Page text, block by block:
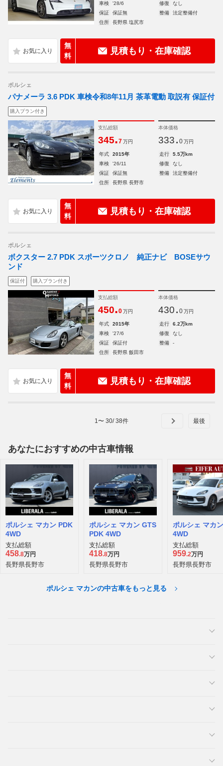
車検
'28/6 修復
なし
保証
保証無 整備
法定整備付
住所
長野県 塩尻市
無
料
見積もり・在庫確認
ポルシェ
パナメーラ 3.6 PDK 車検令和8年11月 茶革電動 取説有 保証付
購入プラン付き
支払総額
345.7 万円
本体価格
333. 0 万円
年式 2015年 走行
5.5万km
車検
'26/11 修復
なし
保証
保証無 整備
法定整備付
住所
長野県 長野市
無
料
見積もり・在庫確認
ポルシェ
ボクスター 2.7 PDK スポーツクロノ 純正ナビ BOSEサウ
ンド
保証付 購入プラン付き
支払総額
450.0 万円
本体価格
430. 0 万円
年式 2015年 走行
6.2万km
車検
'27/6 修復
なし
保証
保証付 整備
-
住所
長野県 飯田市
無
料
見積もり・在庫確認
1 〜 30/38件
あなたにおすすめの中古車情報
ポルシェ マカン PDK
4WD
支払総額
458.8万円
長野県長野市
ポルシェ マカン GTS
PDK 4WD
支払総額
418.8万円
長野県長野市
ポルシェ マカ
4WD
支払総額
959.2万円
長野県長野市
ポルシェ マカンの中古車をもっと見る